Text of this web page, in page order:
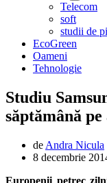
Telecom
soft
studii de
EcoGreen
Oameni
Tehnologie
Studiu
săptămână
de Andra Nicula
8 decembrie
Europenii petrec